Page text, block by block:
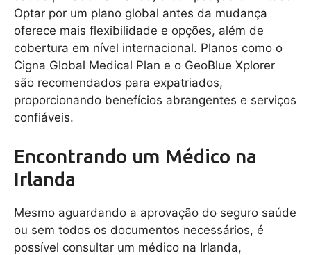
Optar por um plano global antes da mudança
oferece mais flexibilidade e opções, além de
cobertura em nível internacional. Planos como o
Cigna Global Medical Plan e o GeoBlue Xplorer
são recomendados para expatriados,
proporcionando benefícios abrangentes e serviços
confiáveis.
Encontrando um Médico na
Irlanda
Mesmo aguardando a aprovação do seguro saúde
ou sem todos os documentos necessários, é
possível consultar um médico na Irlanda,